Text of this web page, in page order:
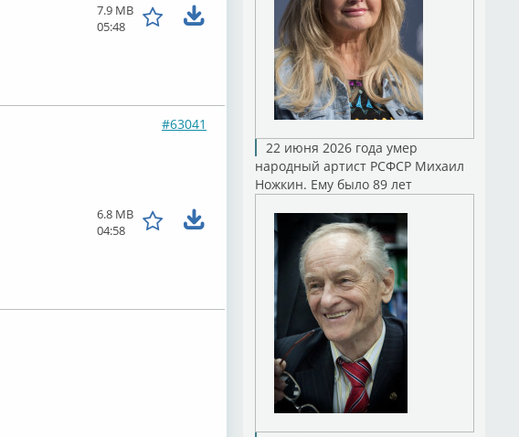
7.9 MB
05:48
#63041
6.8 MB
04:58
22 июня 2026 года умер
народный артист РСФСР Михаил
Ножкин. Ему было 89 лет